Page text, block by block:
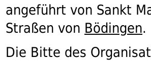
angeführt von Sankt
Straßen von Bödingen.
Die Bitte des